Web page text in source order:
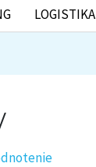
LOGISTIKA